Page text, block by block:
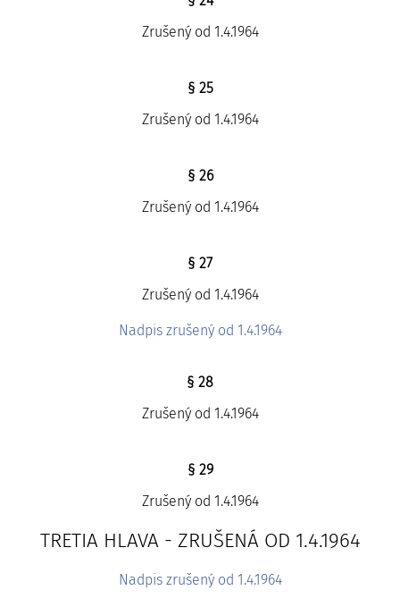
Zrušený od 1.4.1964
§ 25
Zrušený od 1.4.1964
§ 26
Zrušený od 1.4.1964
§ 27
Zrušený od 1.4.1964
Nadpis zrušený od 1.4.1964
§ 28
Zrušený od 1.4.1964
§ 29
Zrušený od 1.4.1964
TRETIA HLAVA - ZRUŠENÁ OD 1.4.1964
Nadpis zrušený od 1.4.1964